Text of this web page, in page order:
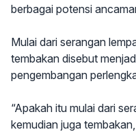
berbagai potensi
Mulai dari serangan
tembakan disebut
pengembangan
“Apakah itu mulai dari
kemudian juga